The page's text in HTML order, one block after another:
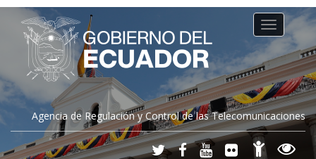
Agencia de Regulación y Control de las Telecomunicaciones
Toggle
navigation